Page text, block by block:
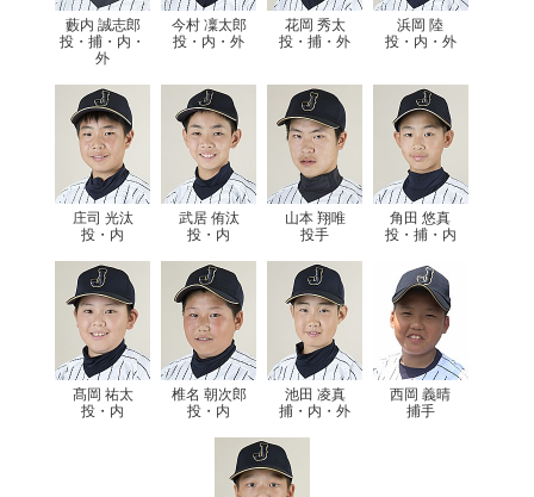
藪内 誠志郎
投・捕・内・
外
今村 凜太郎
投・内・外
花岡 秀太
投・捕・外
浜岡 陸
投・内・外
庄司 光汰
投・内
武居 侑汰
投・内
山本 翔唯
投手
角田 悠真
投・捕・内
髙岡 祐太
投・内
椎名 朝次郎
投・内
池田 凌真
捕・内・外
西岡 義晴
捕手